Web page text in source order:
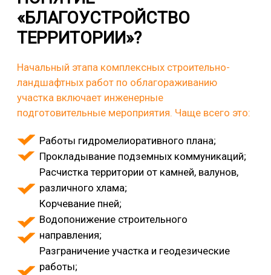
Работы гидромелиоративного плана;
Прокладывание подземных коммуникаций;
Расчистка территории от камней, валунов,
различного хлама;
Корчевание пней;
Водопонижение строительного
направления;
Разграничение участка и геодезические
работы;
«БЛАГОУСТРОЙСТВО
ТЕРРИТОРИИ»?
Начальный этапа комплексных строительно-
ландшафтных работ по облагораживанию
участка включает инженерные
подготовительные мероприятия. Чаще всего это: